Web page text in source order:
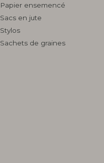
Papier ensemencé
Sacs en jute
Stylos
Sachets de graines